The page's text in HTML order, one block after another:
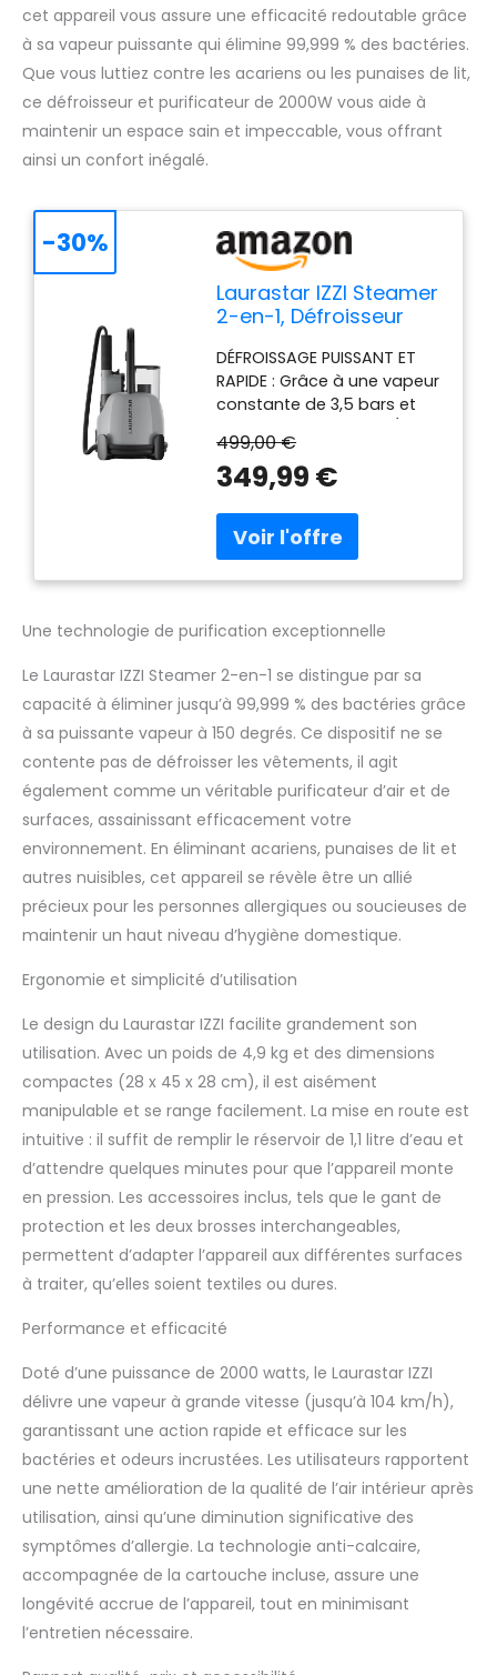
cet appareil vous assure une efficacité redoutable grâce
à sa vapeur puissante qui élimine 99,999 % des bactéries.
Que vous luttiez contre les acariens ou les punaises de lit,
ce défroisseur et purificateur de 2000W vous aide à
maintenir un espace sain et impeccable, vous offrant
ainsi un confort inégalé.
Laurastar IZZI Steamer
2-en-1, Défroisseur
DÉFROISSAGE PUISSANT ET
RAPIDE : Grâce à une vapeur
constante de 3,5 bars et
élimine les plis
efficacement et redonne
un seul passage. Prêt en
seulement 3 minutes.
ULTRAFINE : La vapeur haute
pénètre au cœur des fibres
raviver tous les tissus,
même les plus délicats.
RAFRAÎCHIT ET SOIGNE LES
TEXTILES : Repulpe les fibres,
ravive les couleurs et
diminue la fréquence des
lavages. Pour des
vêtements et tissus
toujours impeccables et
agréables à porter. DESIGN
COMPACT ET ERGONOMIQUE
: Poignée de transport,
câble vapeur, réservoir
stop : pratique, sécurisé et
facile à déplacer.
ACCESSOIRES PREMIUM
INCLUS : Livré avec semelle
Textile-Guard, gant
thermoprotecteur et
cartouche anticalcaire.
L’expertise Laurastar pour
un soin textile professionnel
à domicile.
499,00 €
349,99 €
-30%
Une technologie de purification exceptionnelle
Le Laurastar IZZI Steamer 2-en-1 se distingue par sa
capacité à éliminer jusqu’à 99,999 % des bactéries grâce
à sa puissante vapeur à 150 degrés. Ce dispositif ne se
contente pas de défroisser les vêtements, il agit
également comme un véritable purificateur d’air et de
surfaces, assainissant efficacement votre
environnement. En éliminant acariens, punaises de lit et
autres nuisibles, cet appareil se révèle être un allié
précieux pour les personnes allergiques ou soucieuses de
maintenir un haut niveau d’hygiène domestique.
Ergonomie et simplicité d’utilisation
Le design du Laurastar IZZI facilite grandement son
utilisation. Avec un poids de 4,9 kg et des dimensions
compactes (28 x 45 x 28 cm), il est aisément
manipulable et se range facilement. La mise en route est
intuitive : il suffit de remplir le réservoir de 1,1 litre d’eau et
d’attendre quelques minutes pour que l’appareil monte
en pression. Les accessoires inclus, tels que le gant de
protection et les deux brosses interchangeables,
permettent d’adapter l’appareil aux différentes surfaces
à traiter, qu’elles soient textiles ou dures.
Performance et efficacité
Doté d’une puissance de 2000 watts, le Laurastar IZZI
délivre une vapeur à grande vitesse (jusqu’à 104 km/h),
garantissant une action rapide et efficace sur les
bactéries et odeurs incrustées. Les utilisateurs rapportent
une nette amélioration de la qualité de l’air intérieur après
utilisation, ainsi qu’une diminution significative des
symptômes d’allergie. La technologie anti-calcaire,
accompagnée de la cartouche incluse, assure une
longévité accrue de l’appareil, tout en minimisant
l’entretien nécessaire.